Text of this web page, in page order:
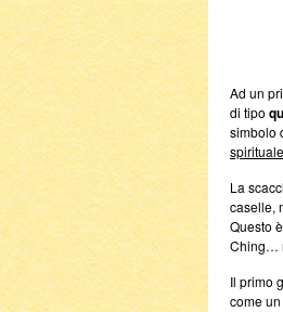
Ad un
di tipo
simbolo
La
caselle,
Questo
Ching…
Il primo
come